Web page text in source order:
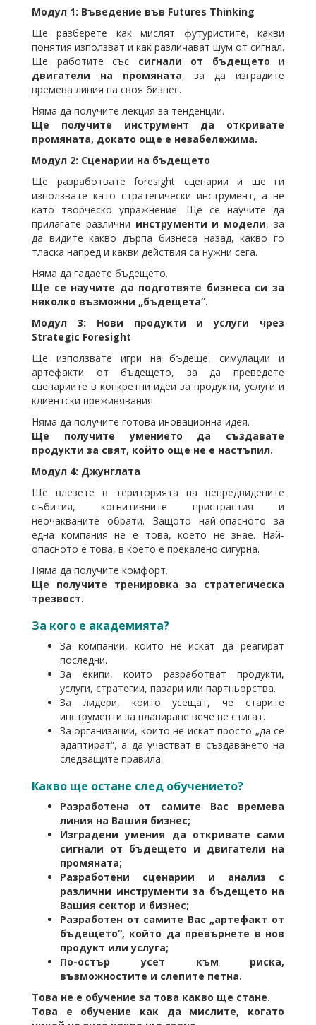
Модул 1: Въведение във Futures Thinking
Ще разберете как мислят футуристите, какви
понятия използват и как различават шум от сигнал.
Ще работите със сигнали от бъдещето и
двигатели на промяната, за да изградите
времева линия на своя бизнес.
Няма да получите лекция за тенденции.
Ще получите инструмент да откривате
промяната, докато още е незабележима.
Модул 2: Сценарии на бъдещето
Ще разработвате foresight сценарии и ще ги
използвате като стратегически инструмент, а не
като творческо упражнение. Ще се научите да
прилагате различни инструменти и модели, за
да видите какво дърпа бизнеса назад, какво го
тласка напред и какви действия са нужни сега.
Няма да гадаете бъдещето.
Ще се научите да подготвяте бизнеса си за
няколко възможни „бъдещета“.
Модул 3: Нови продукти и услуги чрез
Strategic Foresight
Ще използвате игри на бъдеще, симулации и
артефакти от бъдещето, за да преведете
сценариите в конкретни идеи за продукти, услуги и
клиентски преживявания.
Няма да получите готова иновационна идея.
Ще получите умението да създавате
продукти за свят, който още не е настъпил.
Модул 4: Джунглата
Ще влезете в територията на непредвидените
събития, когнитивните пристрастия и
неочакваните обрати. Защото най-опасното за
една компания не е това, което не знае. Най-
опасното е това, в което е прекалено сигурна.
Няма да получите комфорт.
Ще получите тренировка за стратегическа
трезвост.
За кого е академията?
За компании, които не искат да реагират
последни.
За екипи, които разработват продукти,
услуги, стратегии, пазари или партньорства.
За лидери, които усещат, че старите
инструменти за планиране вече не стигат.
За организации, които не искат просто „да се
адаптират“, а да участват в създаването на
следващите правила.
Какво ще остане след обучението?
Разработена от самите Вас времева
линия на Вашия бизнес;
Изградени умения да откривате сами
сигнали от бъдещето и двигатели на
промяната;
Разработени сценарии и анализ с
различни инструменти за бъдещето на
Вашия сектор и бизнес;
Разработен от самите Вас „артефакт от
бъдещето“, който да превърнете в нов
продукт или услуга;
По-остър усет към риска,
възможностите и слепите петна.
Това не е обучение за това какво ще стане.
Това е обучение как да мислите, когато